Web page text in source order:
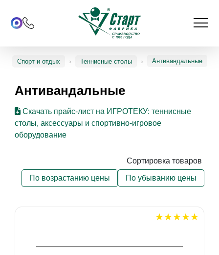
Спорт и отдых Теннисные столы Антивандальные
Антивандальные
Скачать прайс-лист на ИГРОТЕКУ: теннисные
столы, аксессуары и спортивно-игровое
оборудование
Сортировка товаров
По возрастанию цены По убыванию цены